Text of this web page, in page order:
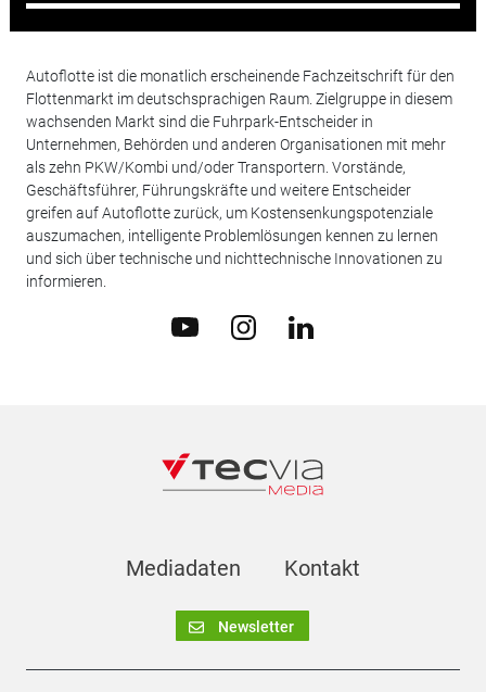
Autoflotte ist die monatlich erscheinende Fachzeitschrift für den
Flottenmarkt im deutschsprachigen Raum. Zielgruppe in diesem
wachsenden Markt sind die Fuhrpark-Entscheider in
Unternehmen, Behörden und anderen Organisationen mit mehr
als zehn PKW/Kombi und/oder Transportern. Vorstände,
Geschäftsführer, Führungskräfte und weitere Entscheider
greifen auf Autoflotte zurück, um Kostensenkungspotenziale
auszumachen, intelligente Problemlösungen kennen zu lernen
und sich über technische und nichttechnische Innovationen zu
informieren.
Mediadaten Kontakt
Newsletter